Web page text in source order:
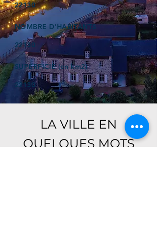
22130
NOMBRE D'HABITANTS
22130
SUPERFICIE (en km2)
22130
LA VILLE EN
QUELQUES MOTS